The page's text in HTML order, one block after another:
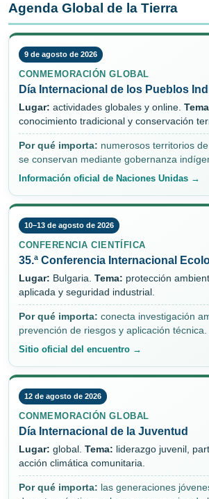
Agenda Global de la Tierra
9 de agosto de 2026
CONMEMORACIÓN GLOBAL
Día Internacional de los Pueblos
Lugar: actividades globales y online.
conocimiento tradicional y conservación
Por qué importa: numerosos territorios
se conservan mediante gobernanza
Información oficial de Naciones Unidas →
10–13 de agosto de 2026
CONFERENCIA CIENTÍFICA
35.ª Conferencia Internacional
Lugar: Bulgaria. Tema: protección
aplicada y seguridad industrial.
Por qué importa: conecta investigación
prevención de riesgos y aplicación técnica.
Sitio oficial del encuentro →
12 de agosto de 2026
CONMEMORACIÓN GLOBAL
Día Internacional de la Juventud
Lugar: global. Tema: liderazgo juvenil,
acción climática comunitaria.
Por qué importa: las generaciones